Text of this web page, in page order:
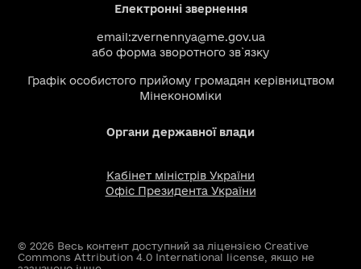
Електронні звернення
email:zvernennya@me.gov.ua
або форма зворотного зв`язку
Графік особистого прийому громадян керівництвом
Мінекономіки
Органи державної влади
Кабінет міністрів України
Офіс Президента України
© 2026 Весь контент доступний за ліцензією Creative
Commons Attribution 4.0 International license, якщо не